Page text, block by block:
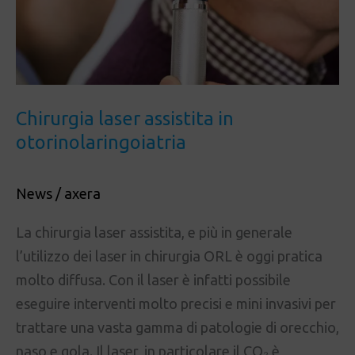
Chirurgia laser assistita in
otorinolaringoiatria
News / axera
La chirurgia laser assistita, e più in generale
l’utilizzo dei laser in chirurgia ORL è oggi pratica
molto diffusa. Con il laser è infatti possibile
eseguire interventi molto precisi e mini invasivi per
trattare una vasta gamma di patologie di orecchio,
naso e gola. Il laser, in particolare il CO₂ è